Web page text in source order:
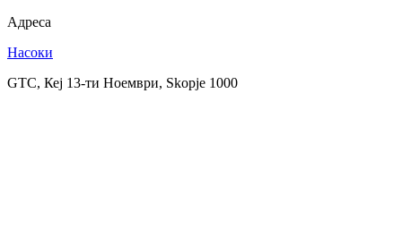
Адреса
Насоки
GTC, Кеј 13-ти Ноември, Skopje 1000